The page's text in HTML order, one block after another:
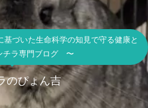
づいた生命科学の知見で守る健康と
チラ専門ブログ 〜
のぴょん吉